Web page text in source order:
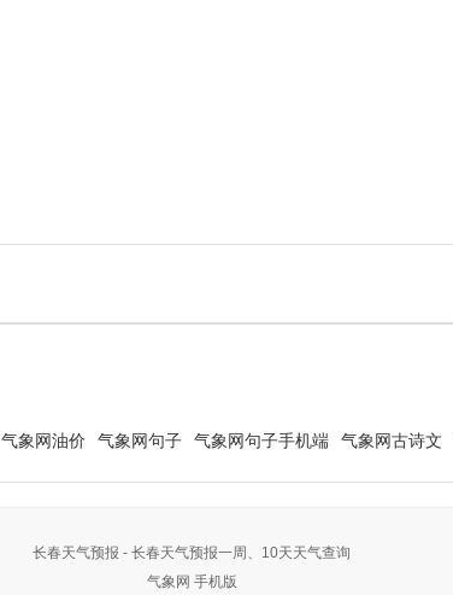
气象网油价 气象网句子 气象网句子手机端 气象网古诗文
长春天气预报 - 长春天气预报一周、10天天气查询
气象网 手机版